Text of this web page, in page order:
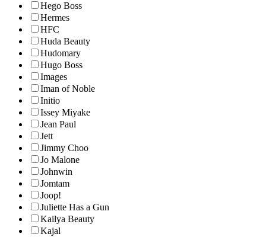
Hego Boss
Hermes
HFC
Huda Beauty
Hudomary
Hugo Boss
Images
Iman of Noble
Initio
Issey Miyake
Jean Paul
Jett
Jimmy Choo
Jo Malone
Johnwin
Jomtam
Joop!
Juliette Has a Gun
Kailya Beauty
Kajal